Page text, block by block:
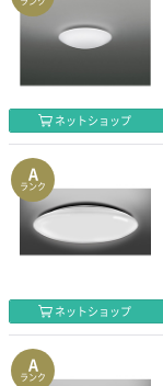
ネットショップ
A
ランク
ネットショップ
A
ランク